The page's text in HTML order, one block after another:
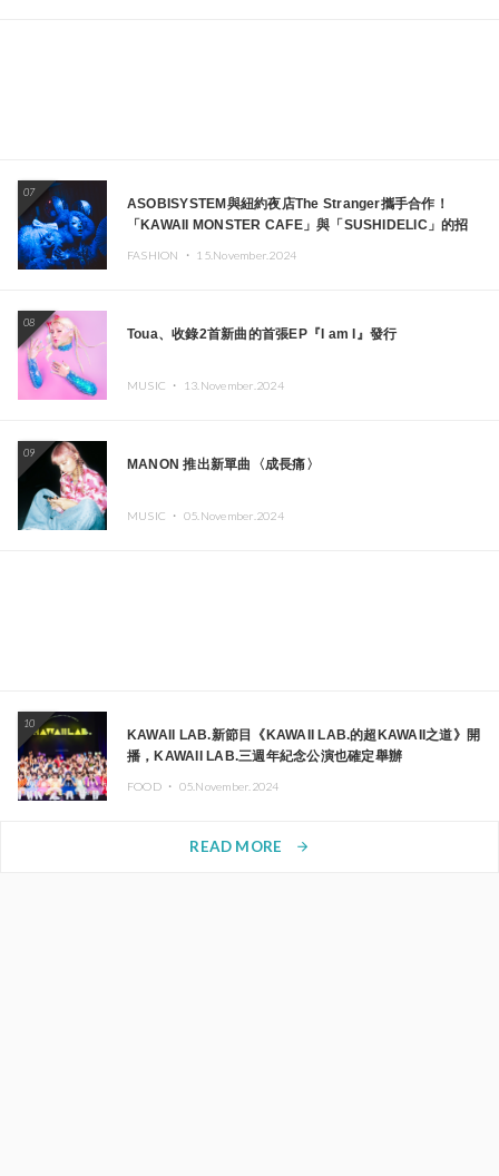
07
ASOBISYSTEM與紐約夜店The Stranger攜手合作！
「KAWAII MONSTER CAFE」與「SUSHIDELIC」的招
FASHION ・ 15.November.2024
08
Toua、收錄2首新曲的首張EP『I am I』發行
MUSIC ・ 13.November.2024
09
MANON 推出新單曲〈成長痛〉
MUSIC ・ 05.November.2024
10
KAWAII LAB.新節目《KAWAII LAB.的超KAWAII之道》開
播，KAWAII LAB.三週年紀念公演也確定舉辦
FOOD ・ 05.November.2024
READ MORE arrow_forward